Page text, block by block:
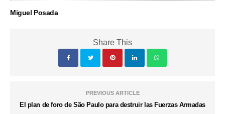
Miguel Posada
Share This
PREVIOUS ARTICLE
El plan de foro de São Paulo para destruir las Fuerzas Armadas